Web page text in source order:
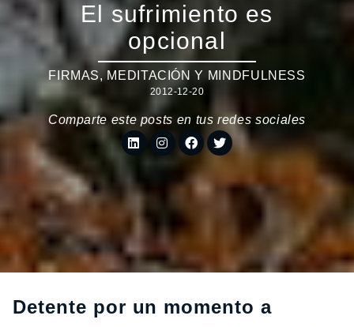
El sufrimiento es
opcional
FIRMAS, MEDITACIÓN Y MINDFULNESS
2012-12-20
Comparte este posts en tus redes sociales
Detente por un momento a